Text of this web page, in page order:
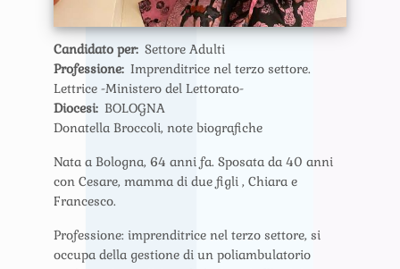
Candidato per Settore Adulti
Professione Imprenditrice nel terzo settore.
Lettrice -Ministero del Lettorato-
Diocesi BOLOGNA
Donatella Broccoli, note biografiche
Nata a Bologna, 64 anni fa. Sposata da 40 anni
con Cesare, mamma di due figli , Chiara e
Francesco.
Professione: imprenditrice nel terzo settore, si
occupa della gestione di un poliambulatorio